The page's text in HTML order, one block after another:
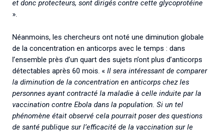
et donc protecteurs, sont dirigés contre cette glycoprotéine
».
Néanmoins, les chercheurs ont noté une diminution globale
de la concentration en anticorps avec le temps : dans
l’ensemble près d’un quart des sujets n’ont plus d’anticorps
détectables après 60 mois. « Il sera intéressant de comparer
la diminution de la concentration en anticorps chez les
personnes ayant contracté la maladie à celle induite par la
vaccination contre Ebola dans la population. Si un tel
phénomène était observé cela pourrait poser des questions
de santé publique sur l’efficacité de la vaccination sur le